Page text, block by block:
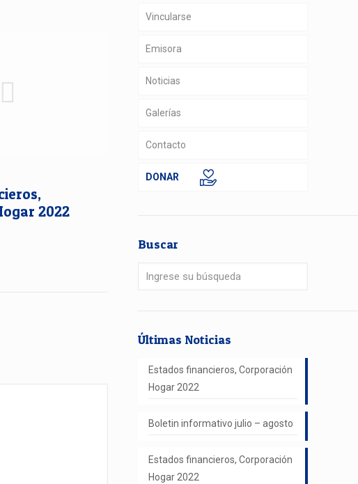
2022
Vincularse
Emisora
Noticias
Galerías
Contacto
DONAR
Buscar
Últimas Noticias
Estados financieros, Corporación
Hogar 2022
Boletin informativo julio – agosto
Estados financieros, Corporación
Hogar 2022